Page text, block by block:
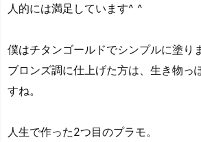
人的には満足しています^ ^
僕はチタンゴールドでシンプルに塗り
ブロンズ調に仕上げた方は、生き物っ
すね。
人生で作った2つ目のプラモ。